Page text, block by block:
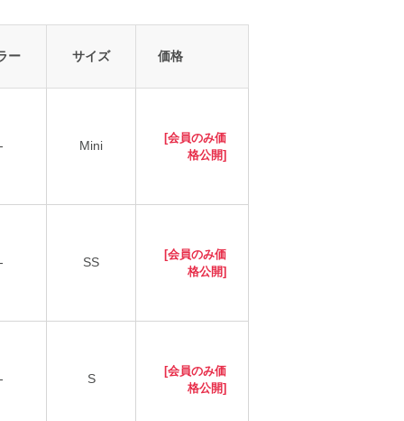
ー サイズ 価格
- Mini
[会員のみ価
格公開]
- SS
[会員のみ価
格公開]
- S
[会員のみ価
格公開]